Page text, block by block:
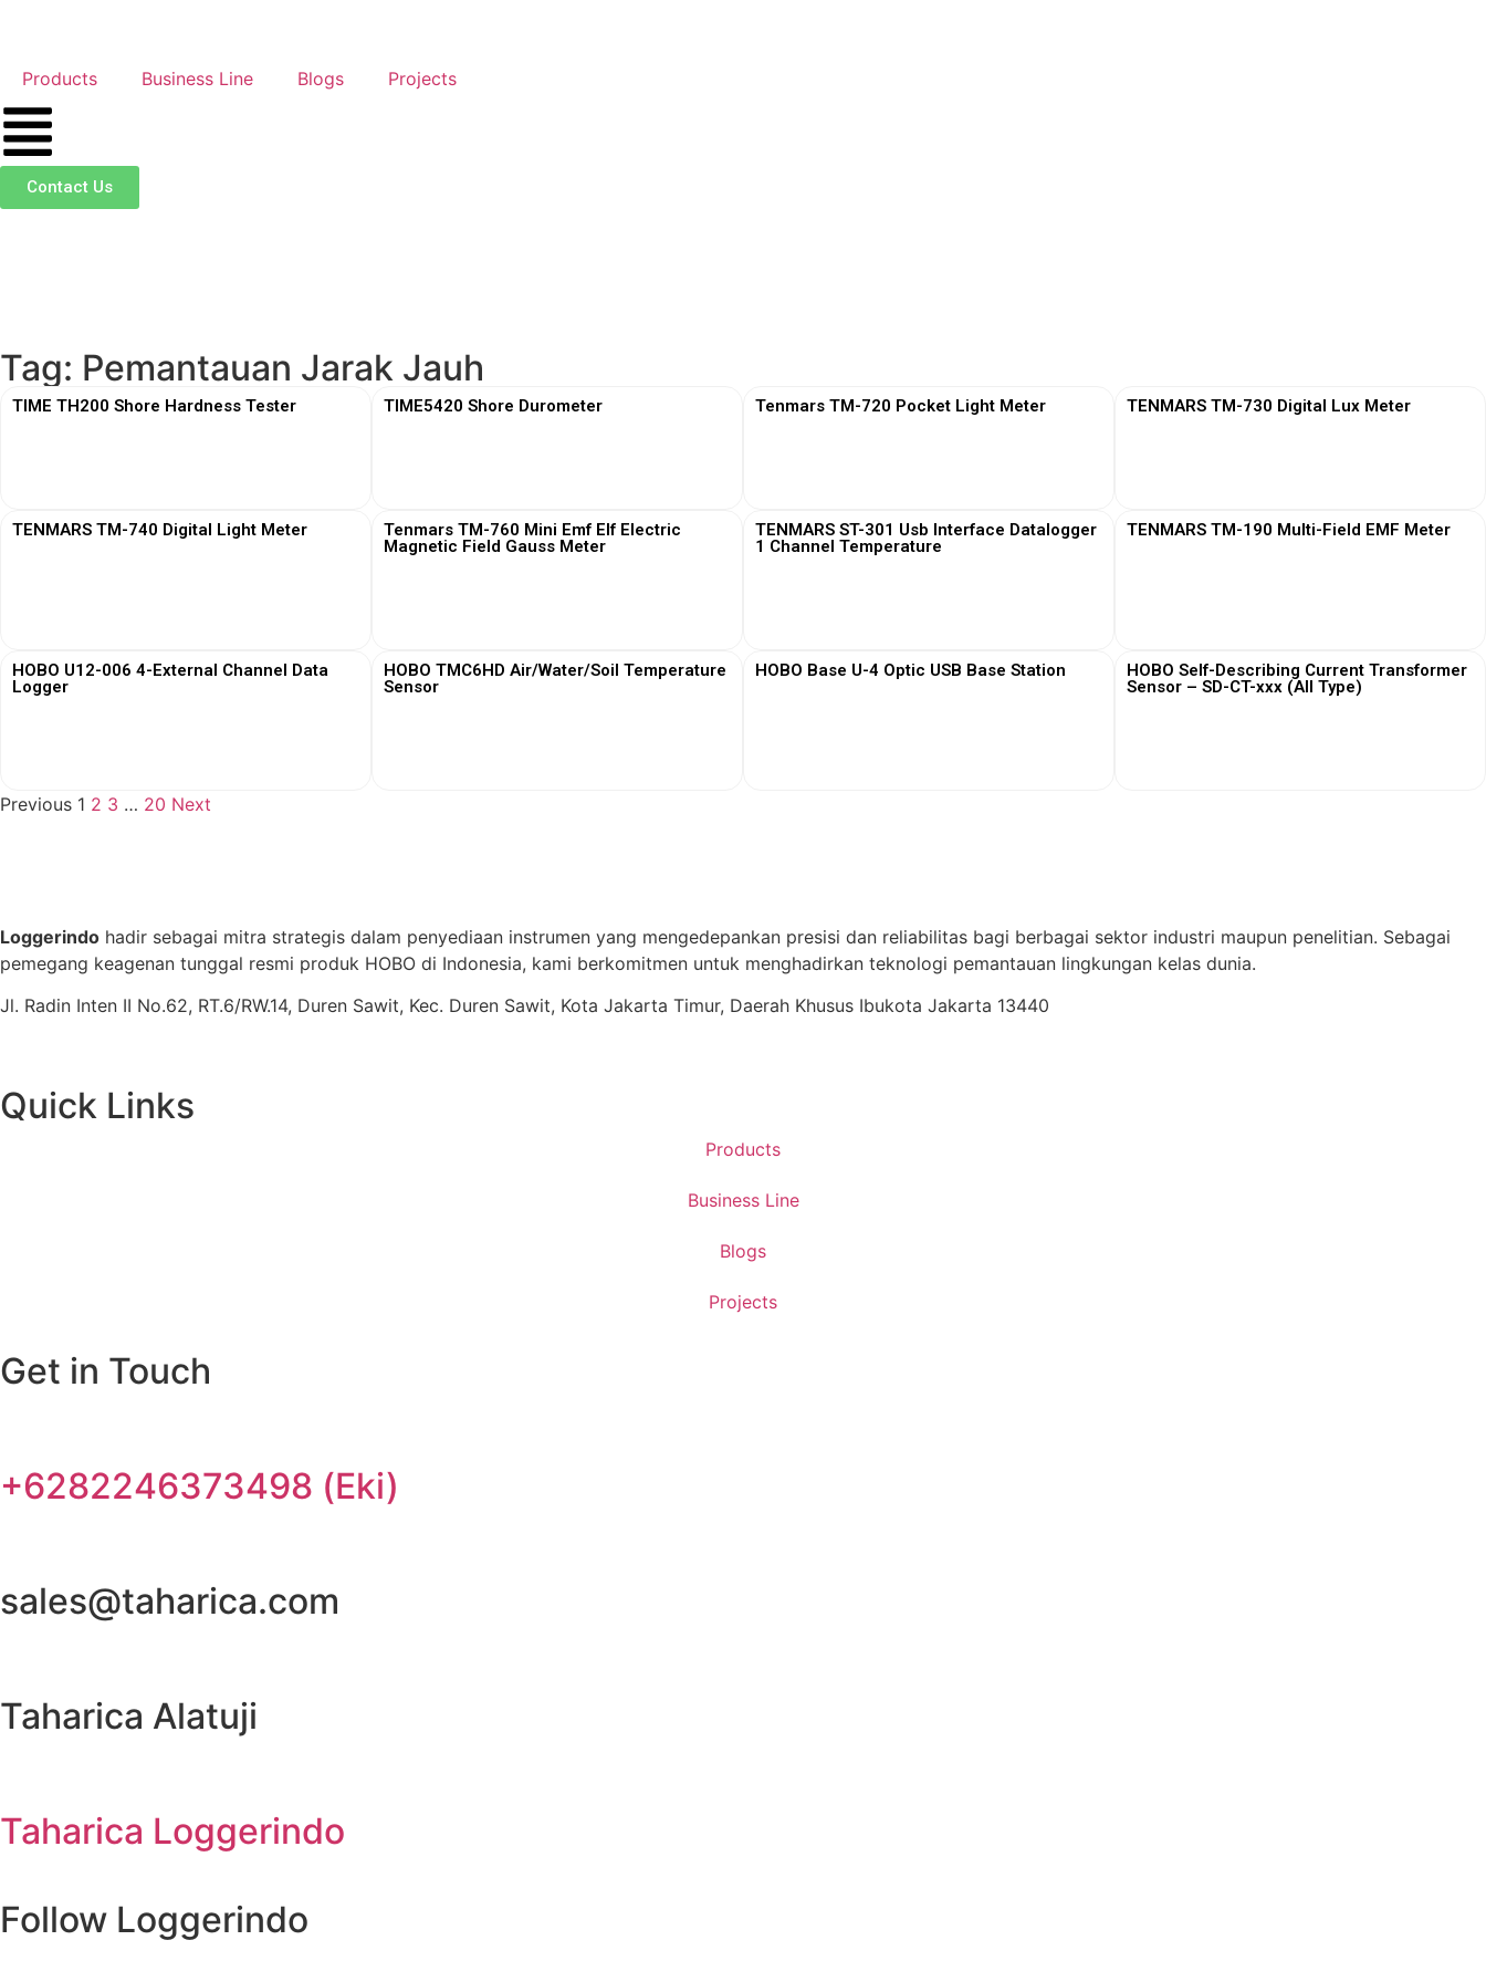
Products Business Line Blogs Projects
Contact Us
Tag: Pemantauan Jarak Jauh
TIME TH200 Shore Hardness Tester TIME5420 Shore Durometer Tenmars TM-720 Pocket Light Meter TENMARS TM-730 Digital Lux Meter
TENMARS TM-740 Digital Light Meter
Tenmars TM-760 Mini Emf Elf Electric
Magnetic Field Gauss Meter
TENMARS ST-301 Usb Interface Datalogger
1 Channel Temperature
TENMARS TM-190 Multi-Field EMF Meter
HOBO U12-006 4-External Channel Data
Logger
HOBO TMC6HD Air/Water/Soil Temperature
Sensor
HOBO Base U-4 Optic USB Base Station
HOBO Self-Describing Current Transformer
Sensor – SD-CT-xxx (All Type)
Previous 1 2 3 … 20 Next
Loggerindo hadir sebagai mitra strategis dalam penyediaan instrumen yang mengedepankan presisi dan reliabilitas bagi berbagai sektor industri maupun penelitian. Sebagai
pemegang keagenan tunggal resmi produk HOBO di Indonesia, kami berkomitmen untuk menghadirkan teknologi pemantauan lingkungan kelas dunia.
Jl. Radin Inten II No.62, RT.6/RW.14, Duren Sawit, Kec. Duren Sawit, Kota Jakarta Timur, Daerah Khusus Ibukota Jakarta 13440
Quick Links
Products
Business Line
Blogs
Projects
Get in Touch
+6282246373498 (Eki)
sales@taharica.com
Taharica Alatuji
Taharica Loggerindo
Follow Loggerindo